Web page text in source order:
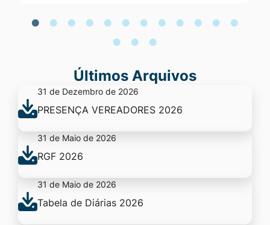
Últimos Arquivos
31 de Dezembro de 2026
PRESENÇA VEREADORES 2026
31 de Maio de 2026
RGF 2026
31 de Maio de 2026
Tabela de Diárias 2026